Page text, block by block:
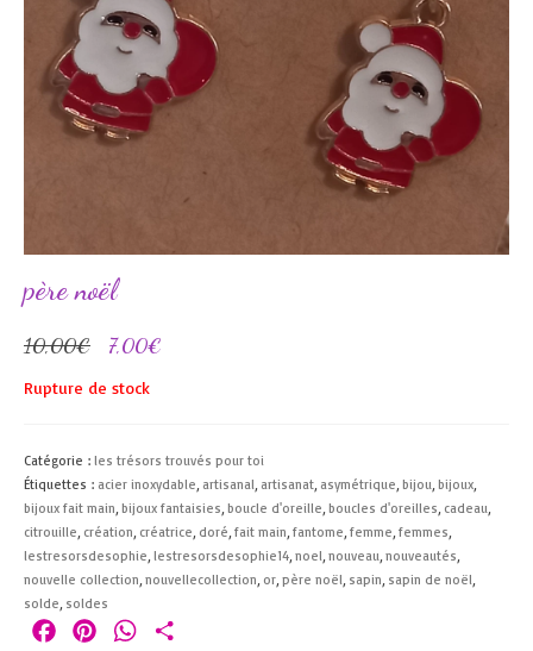
père noël
10,00€
Le
initial
7,00€
Rupture de stock
Catégorie : les trésors trouvés pour toi
Étiquettes : acier inoxydable, artisanal, artisanat, asymétrique,bijou,bijoux,
bijoux fait main,bijoux fantaisies,boucle d'oreille,boucles d'oreilles, cadeau,
citrouille, création, créatrice, doré,fait main,fantome,femme,femmes,
lestresorsdesophie,lestresorsdesophie14,noel,nouveau,nouveautés,
nouvelle collection,nouvellecollection, or,père noël, sapin, sapin de noël,
solde, soldes
FacebookPinterestWhatsApp